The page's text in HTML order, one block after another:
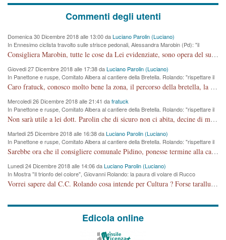
Commenti degli utenti
Domenica 30 Dicembre 2018 alle 13:00 daLuciano Parolin (Luciano)
In Ennesimo ciclista travolto sulle strisce pedonali, Alessandra Marobin (Pd): "il
Comune si svegli"
Consigliera Marobin, tutte le cose da Lei evidenziate, sono opera del suo ex Assessore e compagno di Partito Antonio Marco Dalla Pozza Assessore alla "progettazione" di piste ciclabili e altre porcherie. A lui manderei il conto da saldare per incidenti e danni alle persone. E' ora che "finiamola." Avete perso rassegnatevi. qui IL SINDACO RUCCO NON C'ENTRA PER NIENTE. CAPITO!!!!!!!! Amen.
Giovedi 27 Dicembre 2018 alle 17:38 daLuciano Parolin (Luciano)
In Panettone e ruspe, Comitato Albera al cantiere della Bretella. Rolando: "rispettare il
cronoprogramma"
Caro fratuck, conosco molto bene la zona, il percorso della bretella, la situazione dei cittadini, abito in Viale Trento. A partire dal 2003 ho partecipato al Comitato di Maddalene pro bretella, e a riunioni propositive per apportare modifiche al progetto. Numerose mie foto del territorio sono arrivate a Roma, altri miei interventi (non graditi dalla Sx) sono stati pubblicati dal GdV, assieme ad altri come Ciro Asproso, ora favorevole alla bretella. Ho partecipato alla raccolta firme per la chiusura della strada x 5 giorni eseguita dal Sindaco Hullwech per sforamento 180 Micro/g. Pertanto come impegno per la tematica sono apposto con la coscienza. Ora il Progetto è partito, fine! Voglio dire che la nuova Giunta "comunale" non c'entra più. L'opera sarà "malauguratamente" eseguita, ma non con il mio placet. Il Consigliere Comunale dovrebbe capire che la campagna elettorale è finita, con buona pace di tutti. Quello che invece dovrebbe interessare è la proprietà della strada, dall'uscita autostradale Ovest, sino alla Rotatoria dell'Albara, vi sono tre possessori: Autostrade SpA; La Provincia, il Comune. Come la mettiamo per il futuro ? I costi, da 50 sono saliti a 100 milioni di € come dire 20 milioni a KM (!) da non credere. Comunque si farà. Ma nessuno canti Vittoria, anzi meglio non farne un ulteriore fatto "partitico" per questioni elettorali o di seggio. Se mi manda la sua mail, sono disponibile ad inviare i documenti e le foto sopra descritte. Con ossequi, Luciano Parolin
Mercoledi 26 Dicembre 2018 alle 21:41 dafratuck
In Panettone e ruspe, Comitato Albera al cantiere della Bretella. Rolando: "rispettare il
cronoprogramma"
Non sarà utile a lei dott. Parolin che di sicuro non ci abita, decine di migliaia di TIR, automobili e padroncini che passano quotidianamente per una strada appena rotabile, non è più possibile stendere i panni, attraversare la strada senza rischiare la morte, le case stanno crepando, i tempi sono cambiati e la bretella non passerà assolutamente per maddalene (ma cosa sta a dire?!), dia invece responsabilità a chi ha costruito tagliando la strada che doveva invece terminare a isola vicentina e non al moracchino lasciando Motta di Costabissara ancora in panne di traffico. I tempi sono cambiati dottore e se l'anagrafe della vita stagna nell'essere umano impressioni conservatrici, la società non le considera perchè va avanti, si industrializza e ha bisogno di infrastrutture e di sviluppo. Ultima considerazione, se è geloso di Rolando perchè vede in lui solo campagne politiche mentre si difendono i SOLI diritti dei cittadini, la preghiamo faccia considerazioni più appropriate. Saluti e complimenti per i suoi scritti.
Martedi 25 Dicembre 2018 alle 16:38 daLuciano Parolin (Luciano)
In Panettone e ruspe, Comitato Albera al cantiere della Bretella. Rolando: "rispettare il
cronoprogramma"
Sarebbe ora che il consigliere comunale Pidino, ponesse termine alla campagna elettorale nel territorio del suo seggio Villaggio del Sole. La tiraca è iniziata, distruggerà 6 km di prateria ovest della città, ricca di fonti e sorgenti d'acqua. I cittadini di Maddalene non avranno più Pace la notte. Molta colpa per la costruzione di questa Strada è proprio del signor Rolando,dei suoi gazebo mobili e che vuol far passare questa opera VANDALICA come progetto "utile" a chi ? Non è cosa seria sig. Rolando!
Lunedi 24 Dicembre 2018 alle 14:06 daLuciano Parolin (Luciano)
In Mostra "Il trionfo del colore", Giovanni Rolando: la paura di volare di Rucco
Vorrei sapere dal C.C. Rolando cosa intende per Cultura ? Forse tarallucci, vino e sagre, o spaghetti tricolori del PD ? Il continuo (s)parlare della mostra a Palazzo Chiericati caro consigliere DANNEGGIA FORTEMENTE l'immagine della città TUTTA e fa deviare i consensi che in RUSSIA (badi bene ex U.R.S.S.) sono ECCELLENTI. A livello artistico l'evento è di alta Valenza culturale, COMPITO di Tutta la Cittadinanza fare il possibile per propagandare l'iniziativa senza farne UN CASO PARTITICO come fa Lei da sempre. Meno Gazebo + Partecipazione! E così sia. Amen.
Edicola online